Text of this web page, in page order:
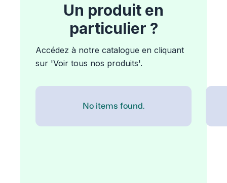
Un produit en
particulier ?
Accédez à notre catalogue en cliquant
sur 'Voir tous nos produits'.
No items found.